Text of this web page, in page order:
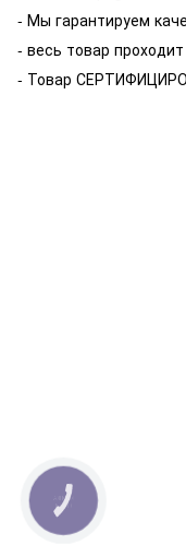
- Мы гарантируем
- весь товар
- Товар
КНОПКА
СВЯЗИ